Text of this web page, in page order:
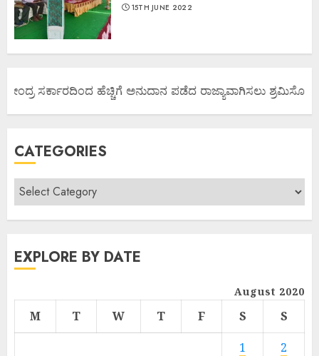
15TH JUNE 2022
ಸರ್ಕಾರದಿಂದ ಹೆಚ್ಚಿಗೆ ಅನುದಾನ ಪಡೆದ ರಾಜ್ಯಾವಾಗಿಸಲು ಶ್ರಮಿಸೋಣ
CATEGORIES
EXPLORE BY DATE
August 2020
M T W T F S
S
1
2